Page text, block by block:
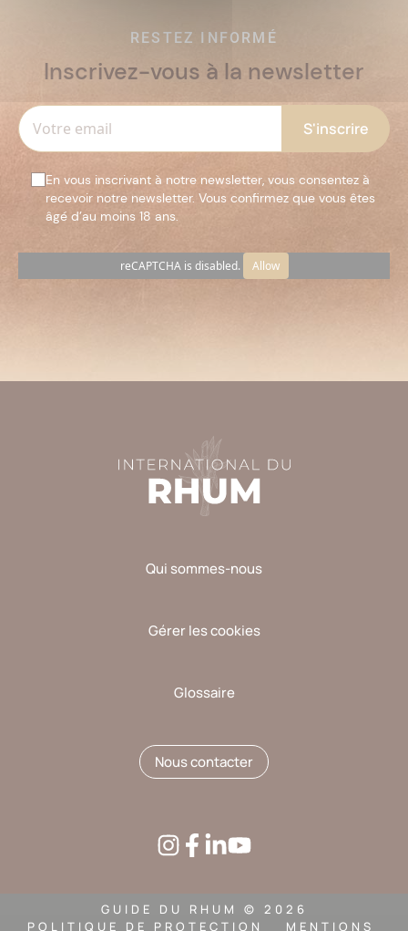
RESTEZ INFORMÉ
Inscrivez-vous à la newsletter
En vous inscrivant à notre newsletter, vous consentez à
recevoir notre newsletter. Vous confirmez que vous êtes
âgé d’au moins 18 ans.
reCAPTCHA is disabled. Allow
vide.
Qui sommes-nous
Gérer les cookies
Glossaire
Nous contacter
GUIDE DU RHUM © 2026
POLITIQUE DE PROTECTION
MENTIONS